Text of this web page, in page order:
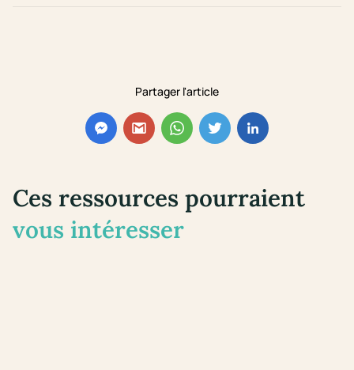
Partager l'article
Ces ressources pourraient
vous intéresser